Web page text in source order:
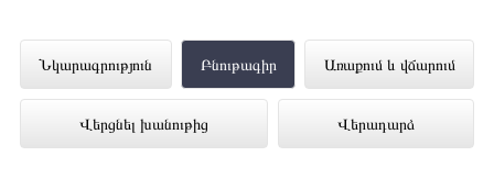
Նկարագրություն Բնութագիր Առաքում և վճարում
Վերցնել խանութից Վերադարձ
Ներկառուցվող Վառարան BEKO
BVM34400BS ներկայացված է
Technomix առցանց խանութում լավագույն